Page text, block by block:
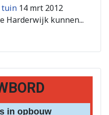
in opbouw
tuin 14 mrt 2012
Harderwijk kunnen...